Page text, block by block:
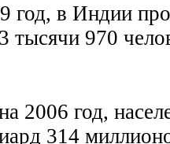
год, в Индии
тысячи 970
2006 год,
314